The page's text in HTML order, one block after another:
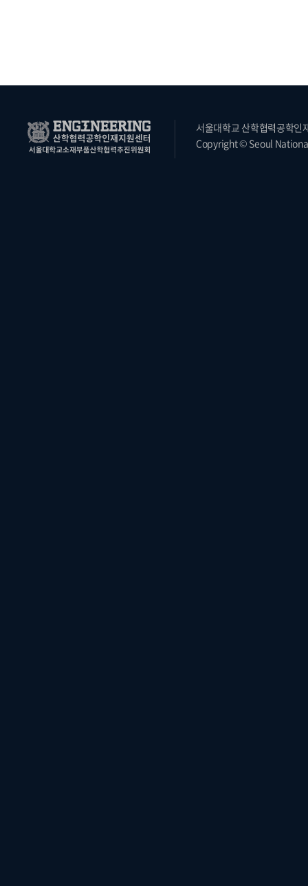
서울대학교 산학협력공학
Copyright © Seoul